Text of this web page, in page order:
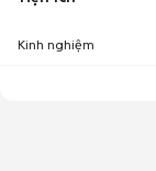
Kinh nghiệm